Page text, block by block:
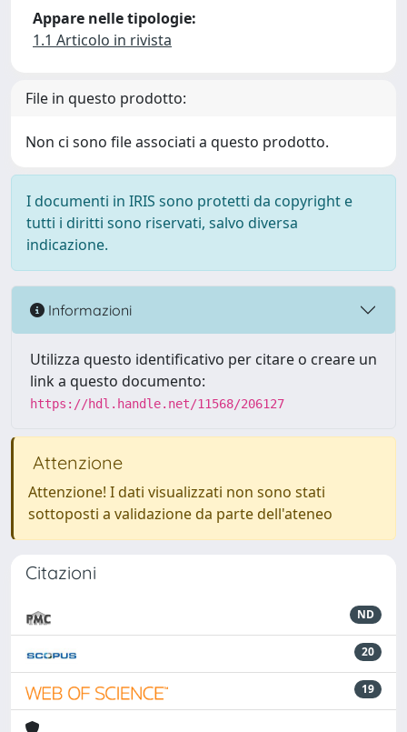
Appare nelle tipologie:
1.1 Articolo in rivista
File in questo prodotto:
Non ci sono file associati a questo prodotto.
I documenti in IRIS sono protetti da copyright e
tutti i diritti sono riservati, salvo diversa
indicazione.
Informazioni
Utilizza questo identificativo per citare o creare un
link a questo documento:
https://hdl.handle.net/11568/206127
Attenzione
Attenzione! I dati visualizzati non sono stati
sottoposti a validazione da parte dell'ateneo
Citazioni
ND
20
19